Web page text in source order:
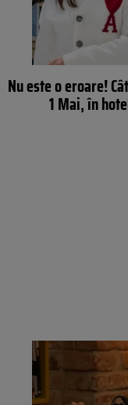
Nu este o eroare!
1 Mai, în